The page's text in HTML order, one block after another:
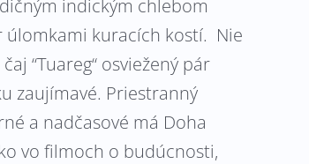
indickým chlebom
úlomkami kuracích kostí. Nie
“Tuareg“ osviežený pár
zaujímavé. Priestranný
a nadčasové má Doha
vo filmoch o budúcnosti,